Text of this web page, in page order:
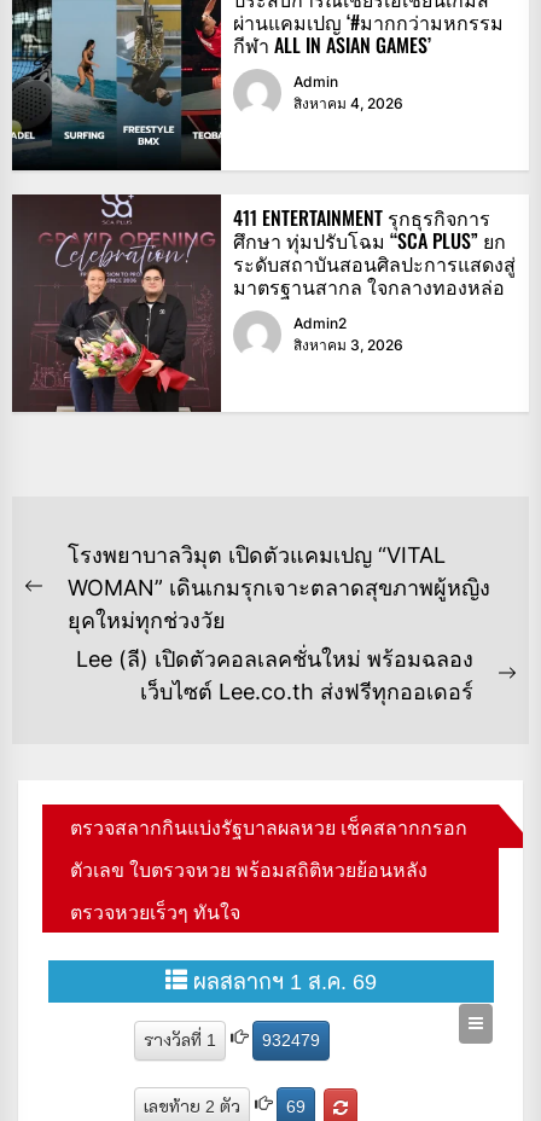
ผ่านแคมเปญ ‘#มากกว่ามหกรรม
กีฬา ALL IN ASIAN GAMES’
Admin
สิงหาคม 4, 2026
411 ENTERTAINMENT รุกธุรกิจการ
ศึกษา ทุ่มปรับโฉม “SCA PLUS” ยก
ระดับสถาบันสอนศิลปะการแสดงสู่
มาตรฐานสากล ใจกลางทองหล่อ
Admin2
สิงหาคม 3, 2026
แนะแนว
เรื่อง
Previous
post:
โรงพยาบาลวิมุต เปิดตัวแคมเปญ “VITAL
WOMAN” เดินเกมรุกเจาะตลาดสุขภาพผู้หญิง
ยุคใหม่ทุกช่วงวัย
Lee (ลี) เปิดตัวคอลเลคชั่นใหม่​ พร้อมฉลอง
เว็บไซต์ Lee.co.th ส่งฟรีทุกออเดอร์
ตรวจสลากกินแบ่งรัฐบาลผลหวย เช็คสลากกรอก
ตัวเลข ใบตรวจหวย พร้อมสถิติหวยย้อนหลัง
ตรวจหวยเร็วๆ ทันใจ